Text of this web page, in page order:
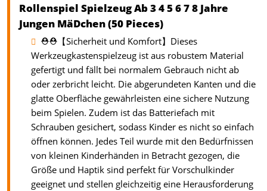
Rollenspiel Spielzeug Ab 3 4 5 6 7 8 Jahre
Jungen MäDchen (50 Pieces)
⛑️⛑️【Sicherheit und Komfort】Dieses
Werkzeugkastenspielzeug ist aus robustem Material
gefertigt und fällt bei normalem Gebrauch nicht ab
oder zerbricht leicht. Die abgerundeten Kanten und die
glatte Oberfläche gewährleisten eine sichere Nutzung
beim Spielen. Zudem ist das Batteriefach mit
Schrauben gesichert, sodass Kinder es nicht so einfach
öffnen können. Jedes Teil wurde mit den Bedürfnissen
von kleinen Kinderhänden in Betracht gezogen, die
Größe und Haptik sind perfekt für Vorschulkinder
geeignet und stellen gleichzeitig eine Herausforderung